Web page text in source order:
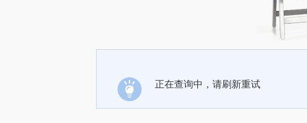
正在查询中，请刷新重试